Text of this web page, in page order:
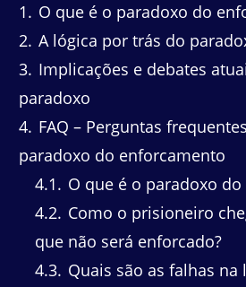
1
O que é o paradoxo do
2 A lógica por trás do
3 Implicações e debates
paradoxo
4 FAQ – Perguntas
paradoxo do enforcamento
4.1
O que é o paradoxo
4.2 Como o prisioneiro
que não será enforcado?
4.3 Quais são as falhas na